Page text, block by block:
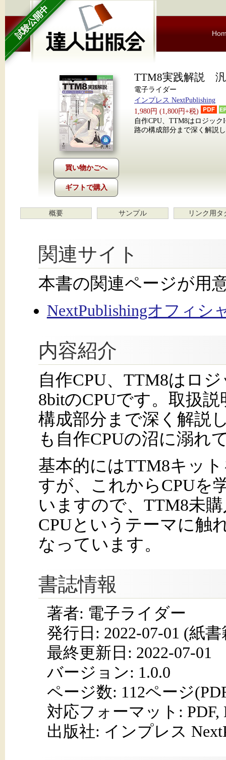
試験公開中
ギフトで購入
TTM8実践解説 汎
電子ライダー
インプレス NextPublishing
1,980円 (1,800円+税)
自作CPU、TTM8はロジッ
路の構成部分まで深く解説
概要 サンプル リンク用タ
関連サイト
本書の関連ページが用
NextPublishingオフィシ
内容紹介
自作CPU、TTM8はロ
8bitのCPUです。取扱
構成部分まで深く解説
も自作CPUの沼に溺れ
基本的にはTTM8キッ
すが、これからCPUを
いますので、TTM8未
CPUというテーマに触
なっています。
書誌情報
著者: 電子ライダー
発行日: 2022-07-01 (紙書
最終更新日: 2022-07-01
バージョン: 1.0.0
ページ数: 112ページ
対応フォーマット: PDF,
出版社: インプレス